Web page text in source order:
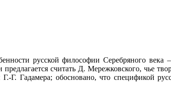
русской философии Серебряного века
считать Д. Мережковского, чье
Гадамера; обосновано, что спецификой